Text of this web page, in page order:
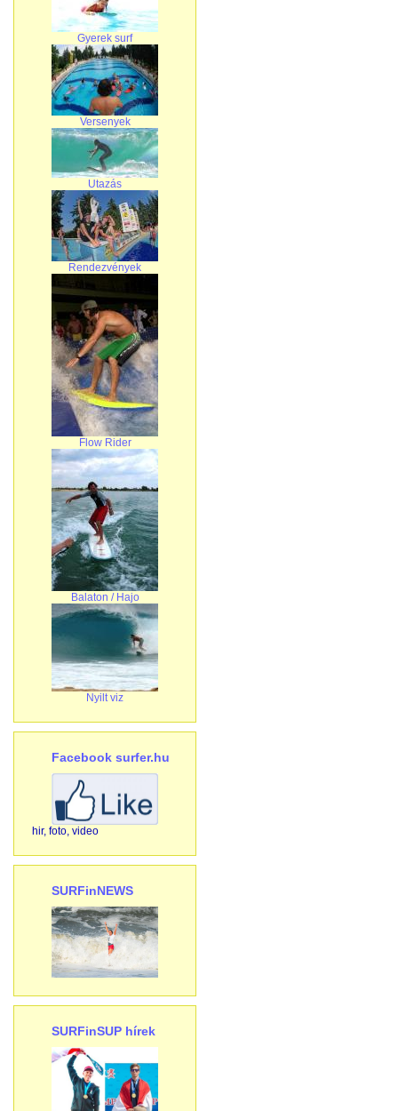
Gyerek surf
Versenyek
Utazás
Rendezvények
Flow Rider
Balaton / Hajo
Nyilt viz
Facebook surfer.hu
hir, foto, video
SURFinNEWS
SURFinSUP hírek